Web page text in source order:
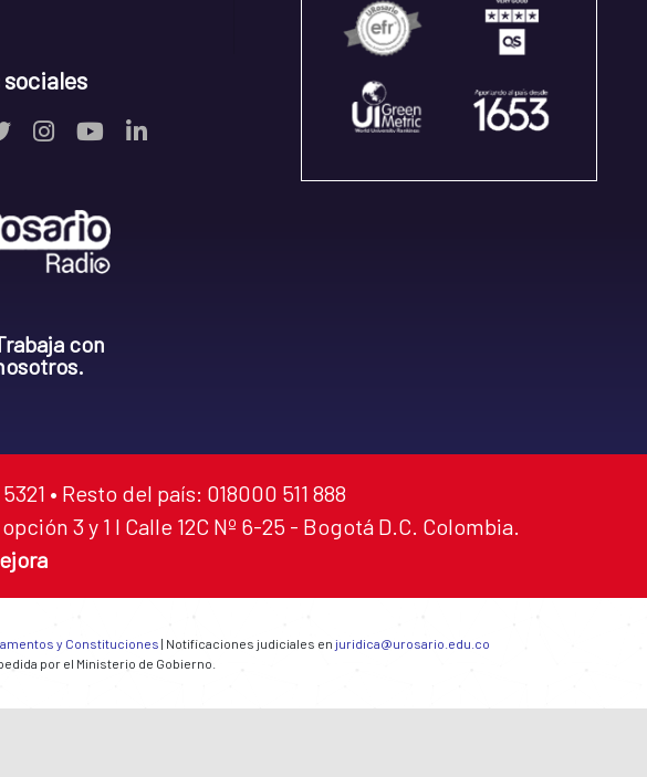
sociales
con
• Resto del país: 018000 511 888
3 y 1 I Calle 12C Nº 6-25 - Bogotá D.C. Colombia.
y Constituciones | Notificaciones judiciales en juridica@urosario.edu.co
por el Ministerio de Gobierno.